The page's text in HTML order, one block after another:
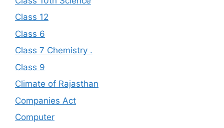
Class 12
Class 6
Class 7 Chemistry .
Class 9
Climate of Rajasthan
Companies Act
Computer